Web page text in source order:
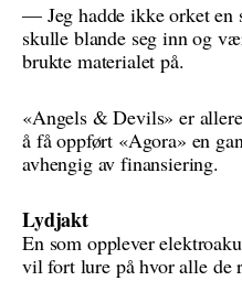
— Jeg hadde ikke orket en
skulle blande seg inn og
brukte materialet på.
«Angels & Devils» er
å få oppført «Agora» en
avhengig av finansiering.
Lydjakt
En som opplever
vil fort lure på hvor alle de